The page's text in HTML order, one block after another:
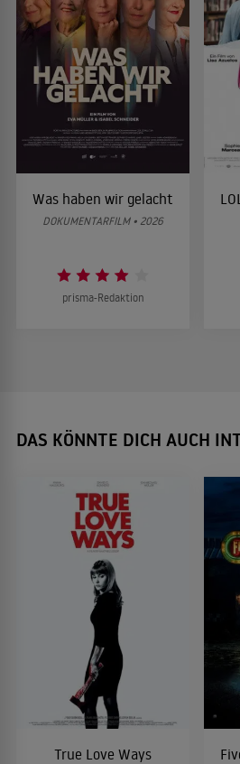
Was haben wir gelacht
DOKUMENTARFILM • 2026
prisma-Redaktion
DAS KÖNNTE DICH AUCH
True Love Ways